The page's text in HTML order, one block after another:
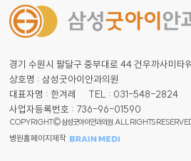
경기 수원시 팔달구 중부대로 44 건우까사미
상호명 : 삼성굿아이안과의원
대표자명 : 한겨레
TEL : 031-548-2824
사업자등록번호 : 736-96-01590
COPYRIGHT© 삼성굿아이안과의원. ALL RIGHTS
병원홈페이지제작